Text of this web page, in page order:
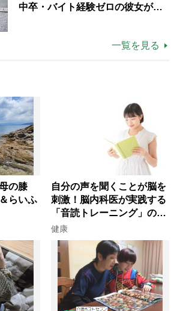
中卒・バイト経験ゼロの彼女が見
一覧を見る
の膝
らいふ
自分の声を聞くことが脳を
刺激！脳内科医が実践する
「音読トレーニング」の極
意
健康